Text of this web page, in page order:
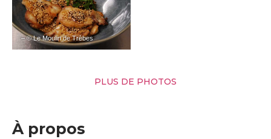
– © Le Moulin de Trèbes
PLUS DE PHOTOS
À propos